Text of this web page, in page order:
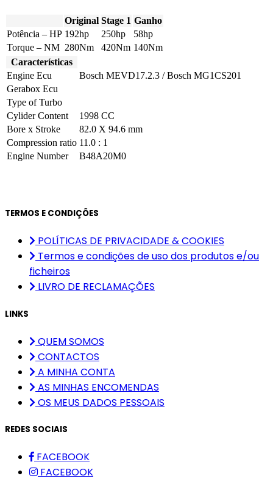
Original Stage 1 Ganho
Potência – HP 192hp 250hp
58hp
Torque – NM 280Nm 420Nm 140Nm
Características
Engine Ecu
Bosch MEVD17.2.3 / Bosch MG1CS201
Gerabox Ecu
Type of Turbo
Cylider Content
1998 CC
Bore x Stroke
82.0 X 94.6 mm
Compression ratio 11.0 : 1
Engine Number
B48A20M0
TERMOS E CONDIÇÕES
POLÍTICAS DE PRIVACIDADE & COOKIES
Termos e condições de uso dos produtos e/ou
ficheiros
LIVRO DE RECLAMAÇÕES
LINKS
QUEM SOMOS
CONTACTOS
A MINHA CONTA
AS MINHAS ENCOMENDAS
OS MEUS DADOS PESSOAIS
REDES SOCIAIS
FACEBOOK
FACEBOOK